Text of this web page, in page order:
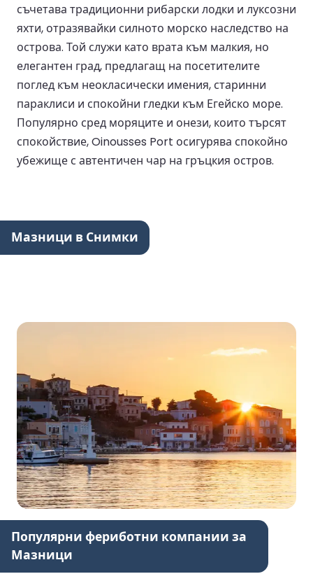
съчетава традиционни рибарски лодки и луксозни
яхти, отразявайки силното морско наследство на
острова. Той служи като врата към малкия, но
елегантен град, предлагащ на посетителите
поглед към неокласически имения, старинни
параклиси и спокойни гледки към Егейско море.
Популярно сред моряците и онези, които търсят
спокойствие, Oinousses Port осигурява спокойно
убежище с автентичен чар на гръцкия остров.
Мазници в Снимки
Популярни фериботни компании за
Мазници